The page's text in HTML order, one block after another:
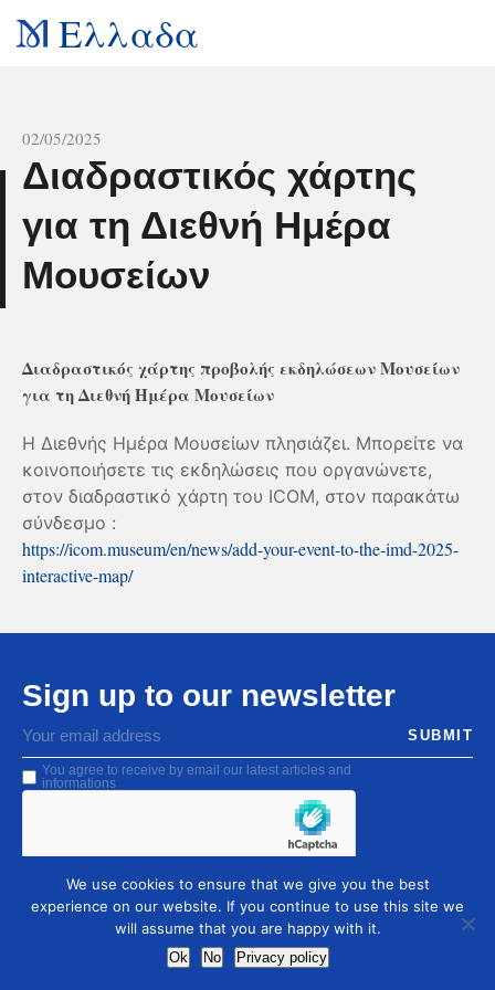
Ελλαδα
02/05/2025
Διαδραστικός χάρτης
για τη Διεθνή Ημέρα
Μουσείων
Διαδραστικός χάρτης προβολής εκδηλώσεων Μουσείων
για τη Διεθνή Ημέρα Μουσείων
Η Διεθνής Ημέρα Μουσείων πλησιάζει. Μπορείτε να
κοινοποιήσετε τις εκδηλώσεις που οργανώνετε,
στον διαδραστικό χάρτη του ICOM, στον παρακάτω
σύνδεσμο :
https://icom.museum/en/news/add-your-event-to-the-imd-2025-
interactive-map/
Sign up to our newsletter
You agree to receive by email our latest articles and
informations
We use cookies to ensure that we give you the best
experience on our website. If you continue to use this site we
will assume that you are happy with it.
Ok No Privacy policy